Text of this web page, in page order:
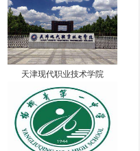
天津现代职业技术学院